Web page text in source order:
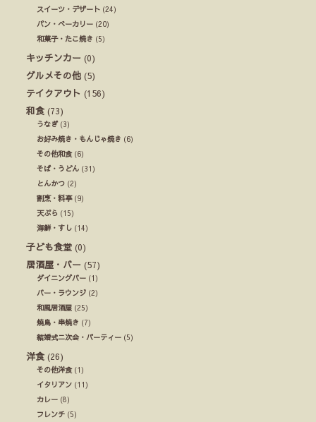
スイーツ・デザート (24)
パン・ベーカリー (20)
和菓子・たこ焼き (5)
キッチンカー (0)
グルメその他 (5)
テイクアウト (156)
和食 (73)
うなぎ(3)
お好み焼き・もんじゃ焼き (6)
その他和食(6)
そば・うどん (31)
とんかつ (2)
割烹・料亭(9)
天ぷら (15)
海鮮・すし (14)
子ども食堂 (0)
居酒屋・バー (57)
ダイニングバー (1)
バー・ラウンジ (2)
和風居酒屋 (25)
焼鳥・串焼き (7)
結婚式ニ次会・パーティー (5)
洋食 (26)
その他洋食(1)
イタリアン (11)
カレー (8)
フレンチ (5)